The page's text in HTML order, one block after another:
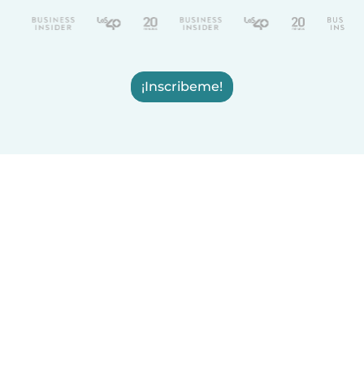
¡Inscribeme!